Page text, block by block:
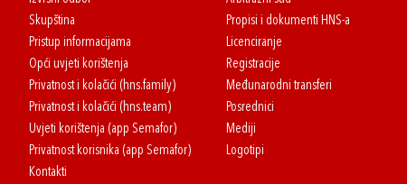
Skupština
Pristup informacijama
Opći uvjeti korištenja
Privatnost i kolačići (hns.family)
Privatnost i kolačići (hns.team)
Uvjeti korištenja (app Semafor)
Privatnost korisnika (app Semafor)
Kontakti
Propisi i dokumenti HNS-a
Licenciranje
Registracije
Međunarodni transferi
Posrednici
Mediji
Logotipi